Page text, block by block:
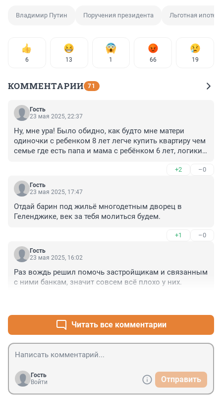
Владимир Путин Поручения президента Льготная
6 13 1 66 19
КОММЕНТАРИИ 71
Гость
23 мая 2025, 22:37
Ну, мне ура! Было обидно, как будто мне матери
одиночки с ребенком 8 лет легче купить квартиру чем
семье где есть папа и мама с ребёнком 6 лет, логики
что свой накопленный первоначальный взнос я уже
потратила на аренду с тех пор как ставки поднялись.
Казалось всё, ставки нормальной не будет. Ну,
+2 –0
Гость
23 мая 2025, 17:47
Отдай барин под жильё многодетным дворец в
Геленджике, век за тебя молиться будем.
+1 –0
Гость
23 мая 2025, 16:02
Раз вождь решил помочь застройщикам и связанным
с ними банкам, значит совсем всё плохо у них.
Читать все комментарии
Гость
Войти
Отправить